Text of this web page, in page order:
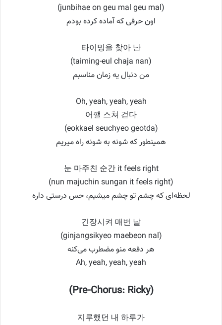
(junbihae on geu mal geu mal)
اون حرفی که آماده کرده بودم
타이밍을 찾아 난
(taiming-eul chaja nan)
من دنبال یه زمان مناسبم
Oh, yeah, yeah, yeah
어깰 스쳐 걷다
(eokkael seuchyeo geotda)
همینطور که شونه به شونه راه میریم
눈 마주친 순간 it feels right
(nun majuchin sungan it feels right)
لحظه‌ای که چشم تو چشم میشیم، حس درستی داره
긴장시켜 매번 날
(ginjangsikyeo maebeon nal)
هر دفعه منو مضطرب می‌کنه
Ah, yeah, yeah, yeah
(Pre-Chorus: Ricky)
지루했던 내 하루가